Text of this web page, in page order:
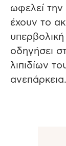
ωφελεί
έχουν το
οδηγήσει
λιπιδίων
ανεπάρκεια.